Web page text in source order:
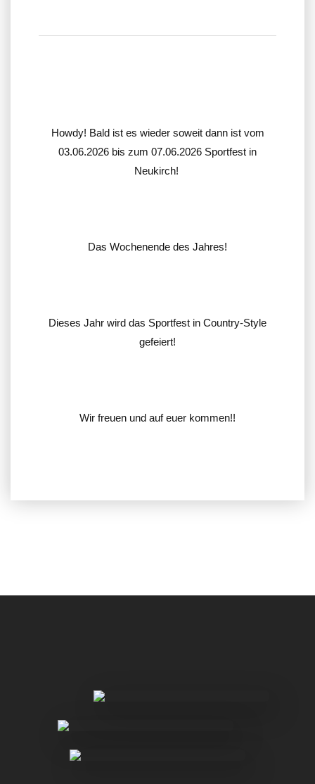
Howdy! Bald ist es wieder soweit dann ist vom
03.06.2026 bis zum 07.06.2026 Sportfest in
Neukirch!
Das Wochenende des Jahres!
Dieses Jahr wird das Sportfest in Country-Style
gefeiert!
Wir freuen und auf euer kommen!!